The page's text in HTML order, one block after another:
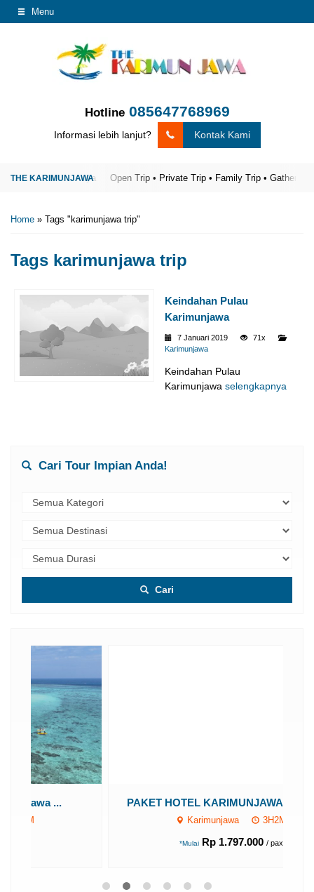
Menu
Hotline 085647768969
Informasi lebih lanjut? Kontak Kami
Terpercaya Open Trip • Private Trip • Family Trip • Gathering
Home » Tags "karimunjawa trip"
Tags karimunjawa trip
Keindahan Pulau
Karimunjawa
7 Januari 2019
71x
Karimunjawa
Keindahan Pulau
Karimunjawa selengkapnya
Cari Tour Impian Anda!
Cari
PAKET HOTEL KARIMUNJAWA 3 HARI 2...
3H2M
Rp 1.797.000 / pax